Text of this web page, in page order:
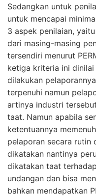
Sedangkan untuk
untuk mencapai
3 aspek penilaian,
dari masing-masing
tersendiri menurut
ketiga kriteria ini
dilakukan
terpenuhi namun
artinya industri
taat. Namun apabila
ketentuannya
pelaporan secara rutin
dikatakan nantinya
dikatakan taat
undangan dan bisa
bahkan mendapatkan